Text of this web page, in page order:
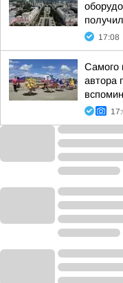
17:08
Самого
автора